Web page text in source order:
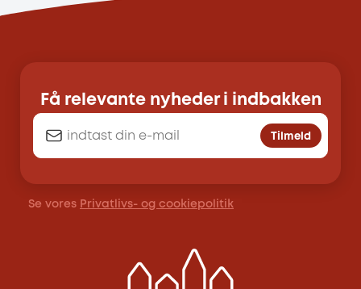
Få relevante nyheder i indbakken
Tilmeld
Se vores Privatlivs- og cookiepolitik